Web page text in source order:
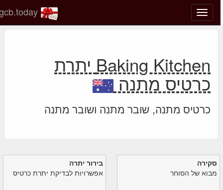
החלף
מצב
gcb.today
Baking Kitchen יתרת
כרטיס מתנה
כרטיס מתנה, שובר מתנה ושובר מתנה
בירור יתרה
אפשרויות לבדיקת יתרת כרטיס
סקירה
מבוא של הסוחר